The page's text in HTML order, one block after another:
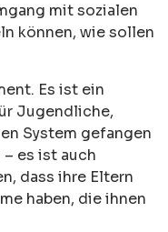
mit sozialen
können, wie sollen
Es ist ein
Jugendliche,
System gefangen
es ist auch
dass ihre Eltern
haben, die ihnen